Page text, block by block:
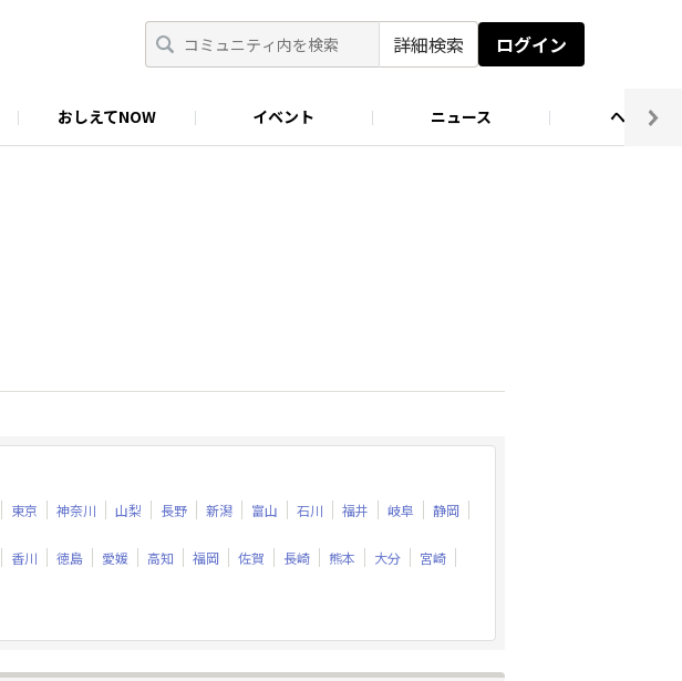
詳細検索 ログイン
おしえてNOW イベント ニュース ヘルプ
東京 神奈川 山梨 長野 新潟 富山 石川 福井 岐阜 静岡
香川 徳島 愛媛 高知 福岡 佐賀 長崎 熊本 大分 宮崎